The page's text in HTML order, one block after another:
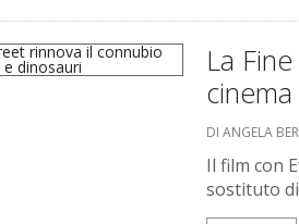
La
DI ANGELA
Il film con
sostituto